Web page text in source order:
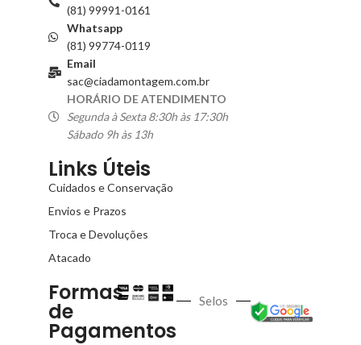
(81) 99991-0161
Whatsapp
(81) 99774-0119
Email
sac@ciadamontagem.com.br
HORÁRIO DE ATENDIMENTO
Segunda à Sexta 8:30h às 17:30h
Sábado 9h às 13h
Links Úteis
Cuidados e Conservação
Envios e Prazos
Troca e Devoluções
Atacado
Formas
de
Pagamentos
Selos